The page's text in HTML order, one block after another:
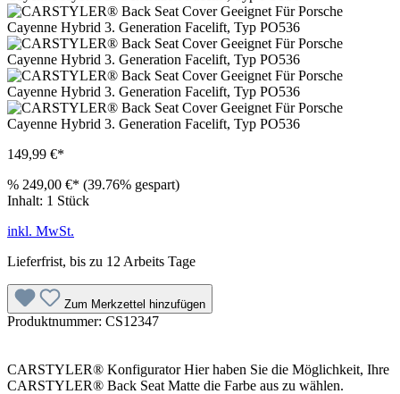
149,99 €*
% 249,00 €* (39.76% gespart)
Inhalt: 1 Stück
inkl. MwSt.
Lieferfrist, bis zu 12 Arbeits Tage
Zum Merkzettel hinzufügen
Produktnummer: CS12347
CARSTYLER® Konfigurator Hier haben Sie die Möglichkeit, Ihre
CARSTYLER® Back Seat Matte die Farbe aus zu wählen.